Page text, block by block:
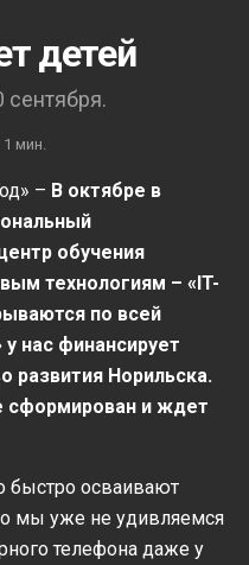
детей
сентября.
мин.
– В октябре в
обучения
технологиям – «IT-
по всей
нас финансирует
развития Норильска.
сформирован и ждет
быстро осваивают
мы уже не удивляемся
телефона даже у